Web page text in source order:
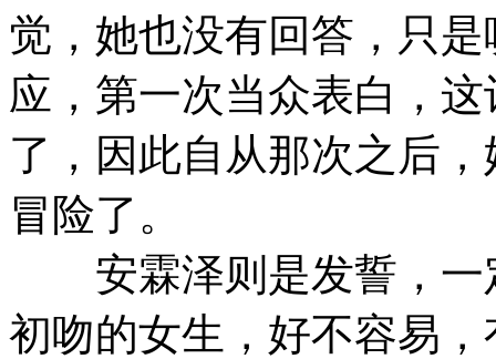
觉，她也没有回答，只
应，第一次当众表白，
了，因此自从那次之后
冒险了。
安霖泽则是发誓，一
初吻的女生，好不容易